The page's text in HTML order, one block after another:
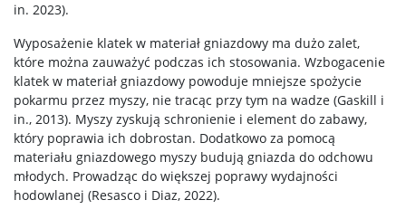
in. 2023).
Wyposażenie klatek w materiał gniazdowy ma dużo zalet,
które można zauważyć podczas ich stosowania. Wzbogacenie
klatek w materiał gniazdowy powoduje mniejsze spożycie
pokarmu przez myszy, nie tracąc przy tym na wadze (Gaskill i
in., 2013). Myszy zyskują schronienie i element do zabawy,
który poprawia ich dobrostan. Dodatkowo za pomocą
materiału gniazdowego myszy budują gniazda do odchowu
młodych. Prowadząc do większej poprawy wydajności
hodowlanej (Resasco i Diaz, 2022).